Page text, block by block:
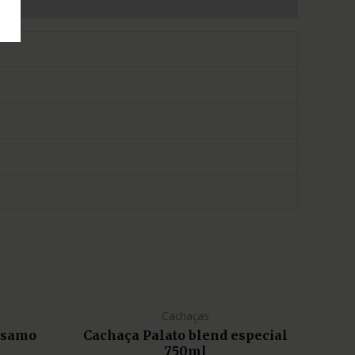
Cachaças
Cachaça Palato blend especial
750ml